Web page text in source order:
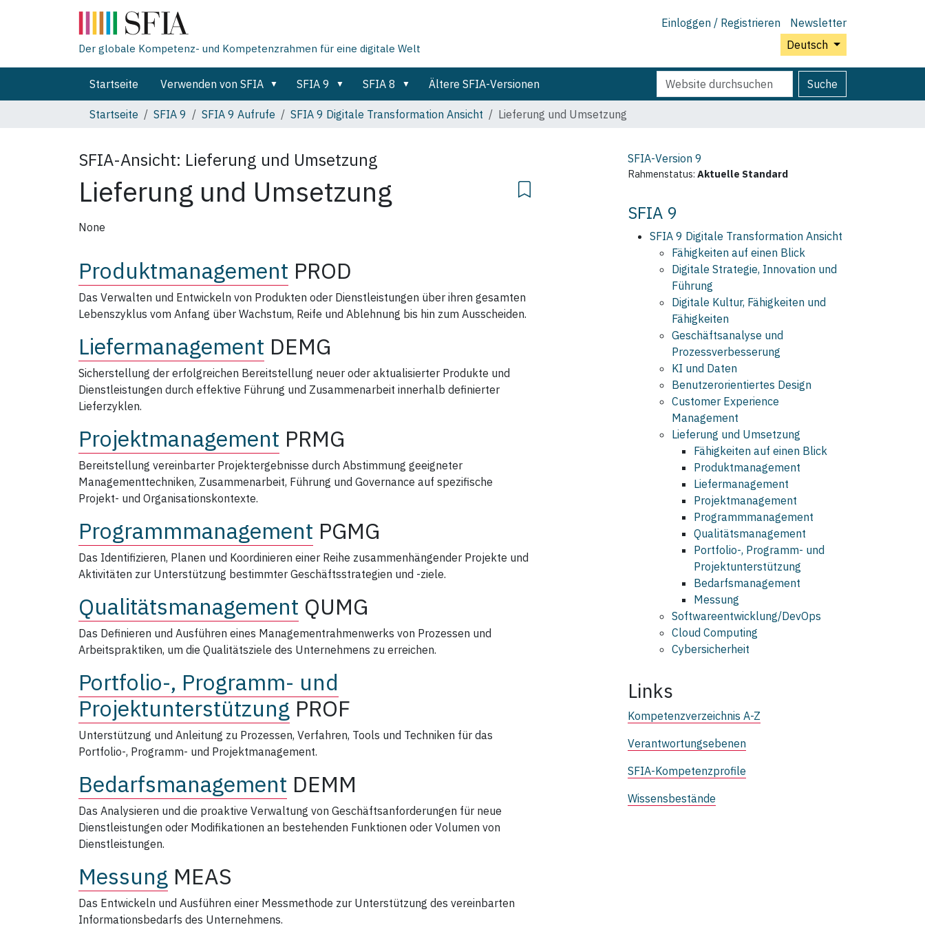
Einloggen / Registrieren
Newsletter
Deutsch
Der globale Kompetenz- und Kompetenzrahmen für eine digitale Welt
Startseite Verwenden von SFIA SFIA 9 SFIA 8 Ältere SFIA-Versionen
Website
durchsuchen
Suche
Erweiterte
Suche…
Startseite
SFIA 9 SFIA 9 Aufrufe SFIA 9 Digitale Transformation Ansicht Lieferung und Umsetzung
SFIA-Ansicht: Lieferung und Umsetzung
Lieferung und Umsetzung
None
Produktmanagement PROD
Das Verwalten und Entwickeln von Produkten oder Dienstleistungen über ihren gesamten
Lebenszyklus vom Anfang über Wachstum, Reife und Ablehnung bis hin zum Ausscheiden.
Liefermanagement DEMG
Sicherstellung der erfolgreichen Bereitstellung neuer oder aktualisierter Produkte und
Dienstleistungen durch effektive Führung und Zusammenarbeit innerhalb definierter
Lieferzyklen.
Projektmanagement PRMG
Bereitstellung vereinbarter Projektergebnisse durch Abstimmung geeigneter
Managementtechniken, Zusammenarbeit, Führung und Governance auf spezifische
Projekt- und Organisationskontexte.
Programmmanagement PGMG
Das Identifizieren, Planen und Koordinieren einer Reihe zusammenhängender Projekte und
Aktivitäten zur Unterstützung bestimmter Geschäftsstrategien und ‑ziele.
Qualitätsmanagement QUMG
Das Definieren und Ausführen eines Managementrahmenwerks von Prozessen und
Arbeitspraktiken, um die Qualitätsziele des Unternehmens zu erreichen.
Portfolio-, Programm- und
Projektunterstützung PROF
Unterstützung und Anleitung zu Prozessen, Verfahren, Tools und Techniken für das
Portfolio-, Programm- und Projektmanagement.
Bedarfsmanagement DEMM
Das Analysieren und die proaktive Verwaltung von Geschäftsanforderungen für neue
Dienstleistungen oder Modifikationen an bestehenden Funktionen oder Volumen von
Dienstleistungen.
Messung MEAS
Das Entwickeln und Ausführen einer Messmethode zur Unterstützung des vereinbarten
Informationsbedarfs des Unternehmens.
SFIA-Version 9
Rahmenstatus: Aktuelle Standard
SFIA 9
SFIA 9 Digitale Transformation Ansicht
Fähigkeiten auf einen Blick
Digitale Strategie, Innovation und
Führung
Digitale Kultur, Fähigkeiten und
Fähigkeiten
Geschäftsanalyse und
Prozessverbesserung
KI und Daten
Benutzerorientiertes Design
Customer Experience
Management
Lieferung und Umsetzung
Fähigkeiten auf einen Blick
Produktmanagement
Liefermanagement
Projektmanagement
Programmmanagement
Qualitätsmanagement
Portfolio-, Programm- und
Projektunterstützung
Bedarfsmanagement
Messung
Softwareentwicklung/DevOps
Cloud Computing
Cybersicherheit
Links
Kompetenzverzeichnis A-Z
Verantwortungsebenen
SFIA-Kompetenzprofile
Wissensbestände